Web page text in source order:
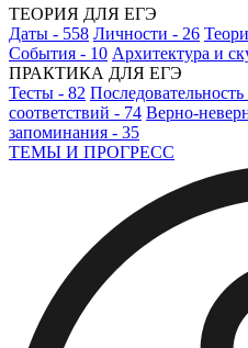
ТЕОРИЯ ДЛЯ ЕГЭ
Даты - 558 Личности - 26
События - 10 Архитектура и
ПРАКТИКА ДЛЯ ЕГЭ
Тесты - 82
соответствий - 74 Верно-
запоминания - 35
ТЕМЫ И ПРОГРЕСС